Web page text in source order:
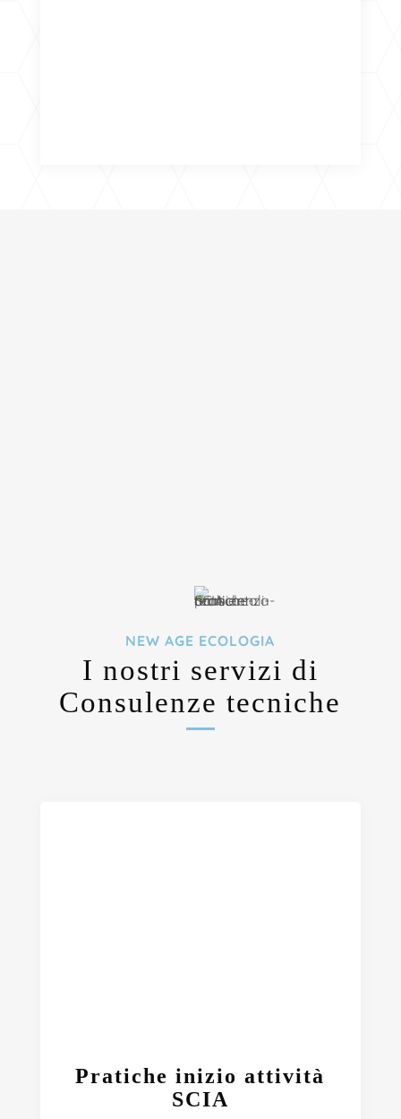
NEW AGE ECOLOGIA
I nostri servizi di
Consulenze tecniche
Pratiche inizio attività
SCIA